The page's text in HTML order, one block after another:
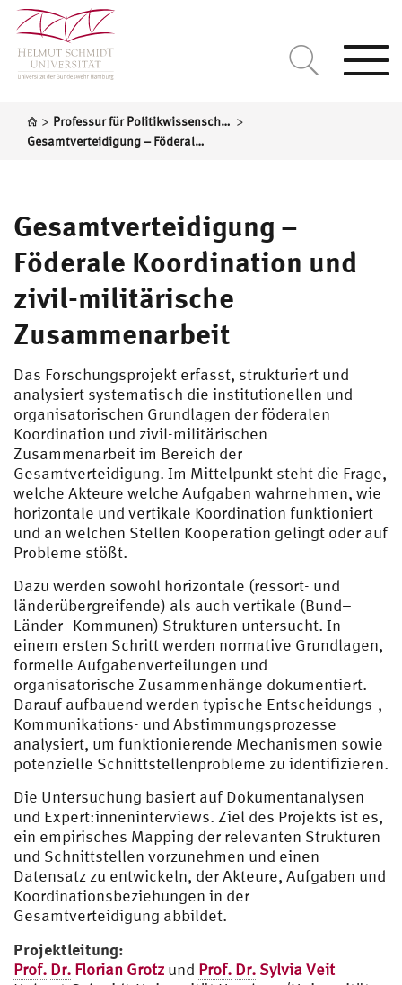
> Professur für Politikwissenschaft, insbesondere Vergleichende Regierungslehre >
Gesamtverteidigung – Föderale Koordination und zivil-militärische Zusammenarbeit
Gesamtverteidigung –
Föderale Koordination und
zivil-militärische
Zusammenarbeit
Das Forschungsprojekt erfasst, strukturiert und
analysiert systematisch die institutionellen und
organisatorischen Grundlagen der föderalen
Koordination und zivil-militärischen
Zusammenarbeit im Bereich der
Gesamtverteidigung. Im Mittelpunkt steht die Frage,
welche Akteure welche Aufgaben wahrnehmen, wie
horizontale und vertikale Koordination funktioniert
und an welchen Stellen Kooperation gelingt oder auf
Probleme stößt.
Dazu werden sowohl horizontale (ressort- und
länderübergreifende) als auch vertikale (Bund–
Länder–Kommunen) Strukturen untersucht. In
einem ersten Schritt werden normative Grundlagen,
formelle Aufgabenverteilungen und
organisatorische Zusammenhänge dokumentiert.
Darauf aufbauend werden typische Entscheidungs-,
Kommunikations- und Abstimmungsprozesse
analysiert, um funktionierende Mechanismen sowie
potenzielle Schnittstellenprobleme zu identifizieren.
Die Untersuchung basiert auf Dokumentanalysen
und Expert:inneninterviews. Ziel des Projekts ist es,
ein empirisches Mapping der relevanten Strukturen
und Schnittstellen vorzunehmen und einen
Datensatz zu entwickeln, der Akteure, Aufgaben und
Koordinationsbeziehungen in der
Gesamtverteidigung abbildet.
Projektleitung:
Prof. Dr. Florian Grotz und Prof. Dr. Sylvia Veit